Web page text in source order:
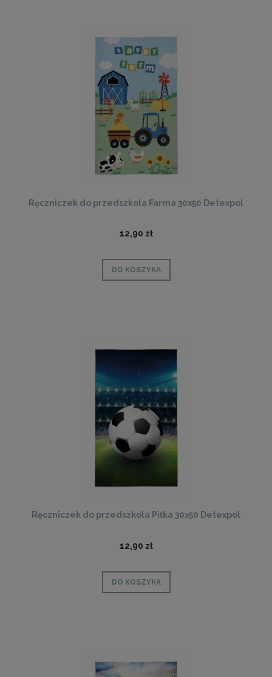
Ręczniczek do przedszkola Farma 30x50 Detexpol
12,90 zł
DO KOSZYKA
Ręczniczek do przedszkola Piłka 30x50 Detexpol
12,90 zł
DO KOSZYKA